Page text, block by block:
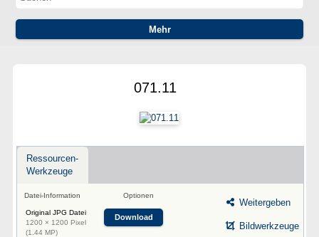
071.11
Ressourcen-
Werkzeuge
Datei-Information Optionen
Original JPG Datei
1200 × 1200 Pixel
(1.44 MP)
Download
Weitergeben
Bildwerkzeuge